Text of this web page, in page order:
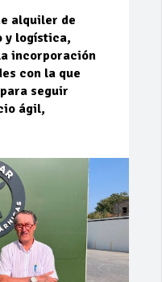
alquiler de
y logística,
incorporación
con la que
seguir
ágil,